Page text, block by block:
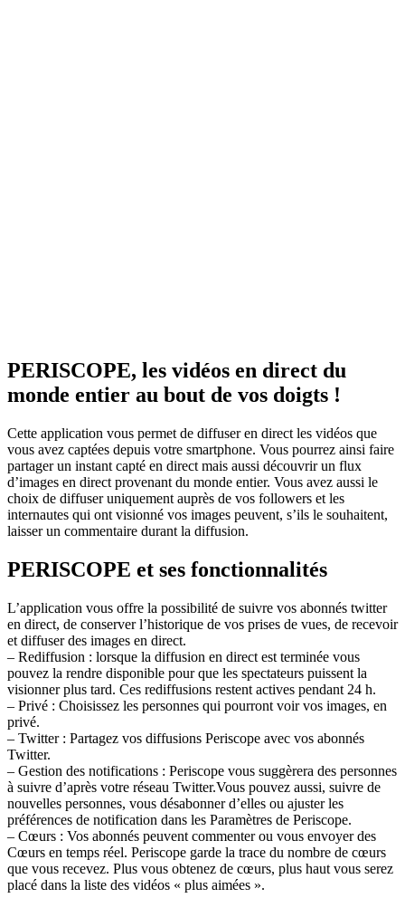
PERISCOPE, les vidéos en direct du
monde entier au bout de vos doigts !
Cette application vous permet de diffuser en direct les vidéos que
vous avez captées depuis votre smartphone. Vous pourrez ainsi faire
partager un instant capté en direct mais aussi découvrir un flux
d’images en direct provenant du monde entier. Vous avez aussi le
choix de diffuser uniquement auprès de vos followers et les
internautes qui ont visionné vos images peuvent, s’ils le souhaitent,
laisser un commentaire durant la diffusion.
PERISCOPE et ses fonctionnalités
L’application vous offre la possibilité de suivre vos abonnés twitter
en direct, de conserver l’historique de vos prises de vues, de recevoir
et diffuser des images en direct.
– Rediffusion : lorsque la diffusion en direct est terminée vous
pouvez la rendre disponible pour que les spectateurs puissent la
visionner plus tard. Ces rediffusions restent actives pendant 24 h.
– Privé : Choisissez les personnes qui pourront voir vos images, en
privé.
– Twitter : Partagez vos diffusions Periscope avec vos abonnés
Twitter.
– Gestion des notifications : Periscope vous suggèrera des personnes
à suivre d’après votre réseau Twitter.Vous pouvez aussi, suivre de
nouvelles personnes, vous désabonner d’elles ou ajuster les
préférences de notification dans les Paramètres de Periscope.
– Cœurs : Vos abonnés peuvent commenter ou vous envoyer des
Cœurs en temps réel. Periscope garde la trace du nombre de cœurs
que vous recevez. Plus vous obtenez de cœurs, plus haut vous serez
placé dans la liste des vidéos « plus aimées ».